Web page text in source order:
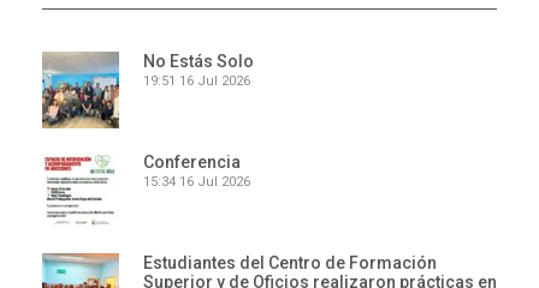
No Estás Solo
19:51 16 Jul 2026
Conferencia
15:34 16 Jul 2026
Estudiantes del Centro de Formación
Superior y de Oficios realizaron prácticas en